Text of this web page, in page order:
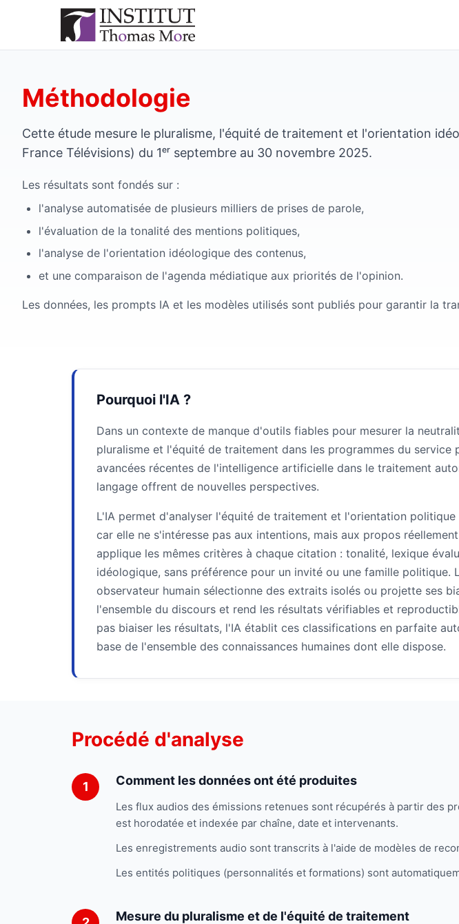
Méthodologie
Cette étude mesure le pluralisme, l'équité de traitement et l'orientation
France Télévisions) du 1ᵉʳ septembre au 30 novembre 2025.
Les résultats sont fondés sur :
l'analyse automatisée de plusieurs milliers de prises de parole,
l'évaluation de la tonalité des mentions politiques,
l'analyse de l'orientation idéologique des contenus,
et une comparaison de l'agenda médiatique aux priorités de l'opinion.
Les données, les prompts IA et les modèles utilisés sont publiés pour garantir la
Pourquoi l'IA ?
Dans un contexte de manque d'outils fiables pour mesurer la
pluralisme et l'équité de traitement dans les programmes du service
avancées récentes de l'intelligence artificielle dans le traitement
langage offrent de nouvelles perspectives.
L'IA permet d'analyser l'équité de traitement et l'orientation
car elle ne s'intéresse pas aux intentions, mais aux propos
applique les mêmes critères à chaque citation : tonalité, lexique
idéologique, sans préférence pour un invité ou une famille politique.
observateur humain sélectionne des extraits isolés ou projette ses
l'ensemble du discours et rend les résultats vérifiables et
pas biaiser les résultats, l'IA établit ces classifications en parfaite
base de l'ensemble des connaissances humaines dont elle dispose.
Procédé d'analyse
Comment les données ont été produites
Les flux audios des émissions retenues sont récupérés à partir des
est horodatée et indexée par chaîne, date et intervenants.
Les enregistrements audio sont transcrits à l'aide de modèles de
Les entités politiques (personnalités et formations) sont
Mesure du pluralisme et de l'équité de traitement